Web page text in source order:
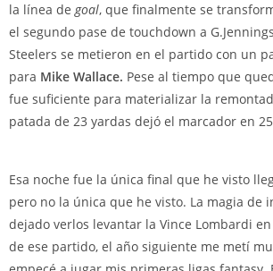
la línea degoal, que finalmente se
el segundo pase de touchdown a
Steelers se metieron en el partido con un
para Mike Wallace. Pese al tiempo que
fue suficiente para materializar la
patada de 23 yardas dejó el marcador en
Esa noche fue la única final que he visto
pero no la única que he visto. La magia de
dejado verlos levantar la Vince Lombardi
de ese partido, el año siguiente me metí